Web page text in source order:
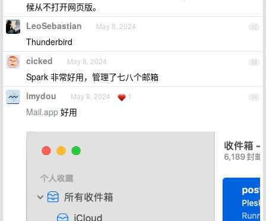
候从不打开网页版。
12
LeoSebastian May 8, 2024
Thunderbird
13
cicked May 8, 2024
Spark 非常好用，管理了七八个邮箱
14
imydou May 8, 2024 1
Mail.app 好用